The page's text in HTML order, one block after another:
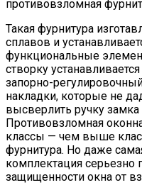
противовзломная
Такая фурнитура
сплавов и
функциональные
створку
запорно-
накладки, которые не
высверлить ручку
Противовзломная
классы — чем выше
фурнитура. Но даже
комплектация серьезно
защищенности окна от